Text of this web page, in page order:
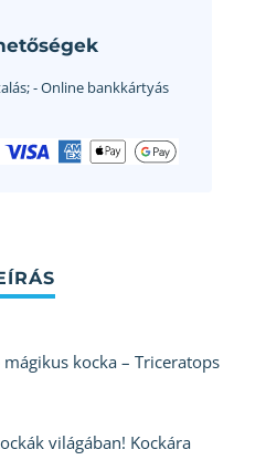
- Online bankkártyás
kocka – Triceratops
világában! Kockára